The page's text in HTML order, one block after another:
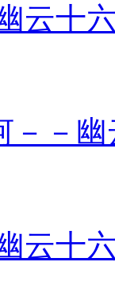
云十
－－
云十